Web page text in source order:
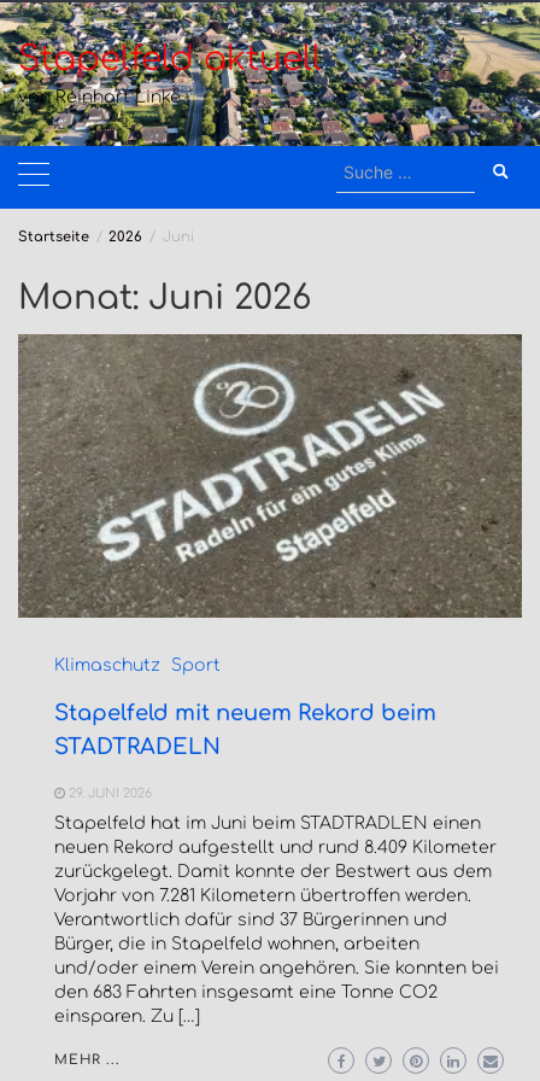
Zum
Inhalt
springen
Stapelfeld aktuell
von Reinhart Linke
Suche
nach:
Startseite 2026 Juni
Monat: Juni 2026
Klimaschutz Sport
Stapelfeld mit neuem Rekord beim
STADTRADELN
29. JUNI 2026
Stapelfeld hat im Juni beim STADTRADLEN einen
neuen Rekord aufgestellt und rund 8.409 Kilometer
zurückgelegt. Damit konnte der Bestwert aus dem
Vorjahr von 7.281 Kilometern übertroffen werden.
Verantwortlich dafür sind 37 Bürgerinnen und
Bürger, die in Stapelfeld wohnen, arbeiten
und/oder einem Verein angehören. Sie konnten bei
den 683 Fahrten insgesamt eine Tonne CO2
einsparen. Zu […]
MEHR ...